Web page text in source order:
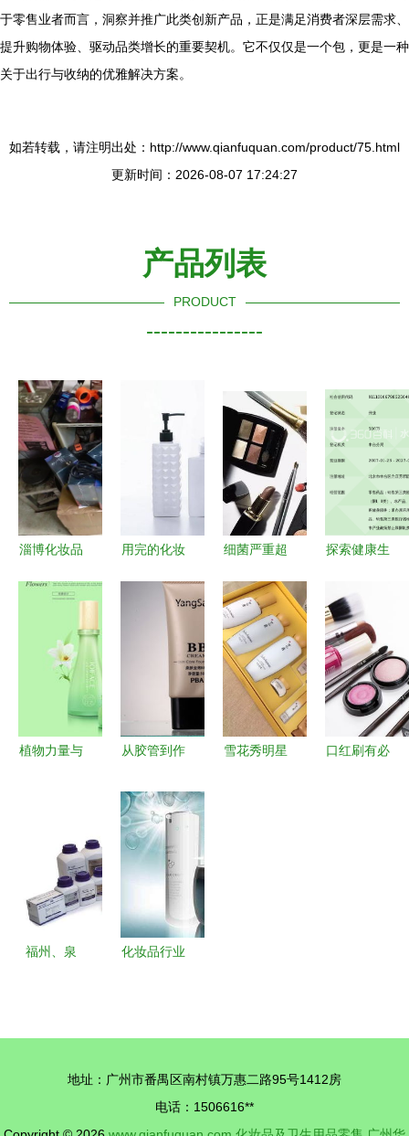
于零售业者而言，洞察并推广此类创新产品，正是满足消费者深层需求、
提升购物体验、驱动品类增长的重要契机。它不仅仅是一个包，更是一种
关于出行与收纳的优雅解决方案。
如若转载，请注明出处：http://www.qianfuquan.com/product/75.html
更新时间：2026-08-07 17:24:27
产品列表
PRODUCT
----------------
淄博化妆品
零售红黑榜
两家单位被
立案查处
用完的化妆
扔，几步改
造就能在卫
生间配出新
细菌严重超
看哪些韩国
化妆品碰不
得
探索健康生
和保兴大药
房的化妆品
与卫生用品
零售之道
植物力量与
布的植物护
肤包装设计
赏析
从胶管到作
修图练习的
进阶指南
雪花秀明星
口红刷有必
福州、泉
的发展与机
化妆品行业
地址：广州市番禺区南村镇万惠二路95号1412房
电话：1506616**